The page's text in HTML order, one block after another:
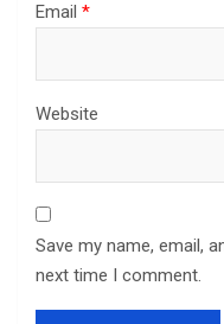
Email *
Website
Save my name, email,
next time I comment.